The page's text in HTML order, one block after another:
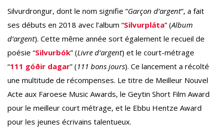
Silvurdrongur, dont le nom signifie “Garçon d’argent“, a fait
ses débuts en 2018 avec l’album “Silvurpláta” (Album
d’argent). Cette même année sort également le recueil de
poésie “Silvurbók” (Livre d’argent) et le court-métrage
“111 góðir dagar” (111 bons jours). Ce lancement a récolté
une multitude de récompenses. Le titre de Meilleur Nouvel
Acte aux Faroese Music Awards, le Geytin Short Film Award
pour le meilleur court métrage, et le Ebbu Hentze Award
pour les jeunes écrivains talentueux.